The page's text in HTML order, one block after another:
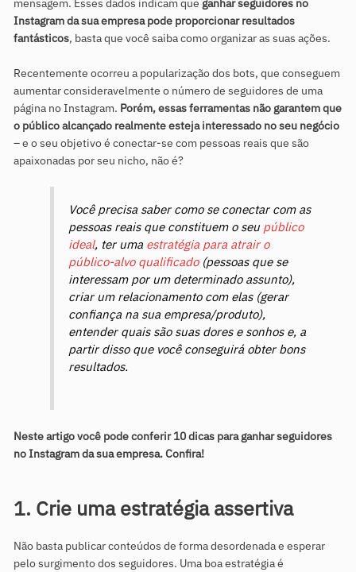
mensagem. Esses dados indicam que ganhar seguidores no
Instagram da sua empresa pode proporcionar resultados
fantásticos, basta que você saiba como organizar as suas ações.
Recentemente ocorreu a popularização dos bots, que conseguem
aumentar consideravelmente o número de seguidores de uma
página no Instagram. Porém, essas ferramentas não garantem que
o público alcançado realmente esteja interessado no seu negócio
– e o seu objetivo é conectar-se com pessoas reais que são
apaixonadas por seu nicho, não é?
Você precisa saber como se conectar com as
pessoas reais que constituem o seu público
ideal, ter uma estratégia para atrair o
público-alvo qualificado(pessoas que se
interessam por um determinado assunto),
criar um relacionamento com elas (gerar
confiança na sua empresa/produto),
entender quais são suas dores e sonhos e, a
partir disso que você conseguirá obter bons
resultados.
Neste artigo você pode conferir 10 dicas para ganhar seguidores
no Instagram da sua empresa. Confira!
1. Crie uma estratégia assertiva
Não basta publicar conteúdos de forma desordenada e esperar
pelo surgimento dos seguidores. Uma boa estratégia é